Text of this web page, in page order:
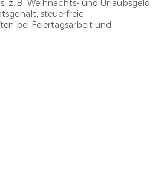
z. B. Weihnachts- und Urlaubsgeld
steuerfreie
bei Feiertagsarbeit und